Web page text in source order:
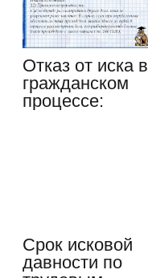
Отказ от иска в
гражданском
процессе:
Срок исковой
давности по